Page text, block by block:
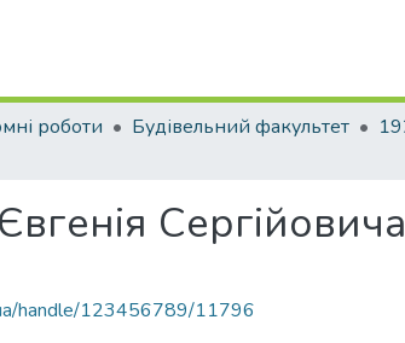
роботи Будівельний факультет
Сергійовича
handle/123456789/11796